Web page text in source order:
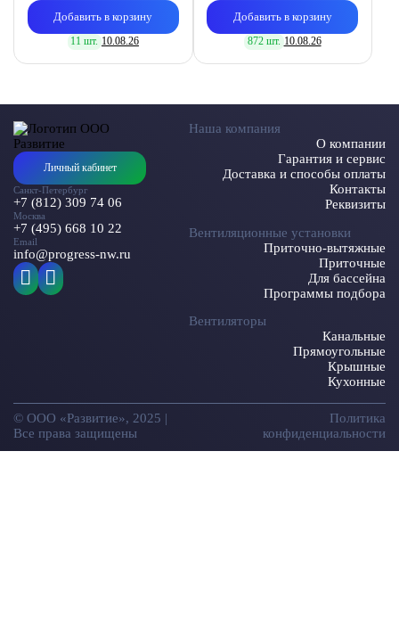
Добавить в корзину
11 шт. 10.08.26
Добавить в корзину
872 шт. 10.08.26
Личный кабинет
Санкт-Петербург
+7 (812) 309 74 06
Москва
+7 (495) 668 10 22
Email
info@progress-nw.ru
Наша компания
О компании
Гарантия и сервис
Доставка и способы оплаты
Контакты
Реквизиты
Вентиляционные установки
Приточно-вытяжные
Приточные
Для бассейна
Программы подбора
Вентиляторы
Канальные
Прямоугольные
Крышные
Кухонные
© ООО «Развитие», 2025 |
Все права защищены
Политика
конфиденциальности